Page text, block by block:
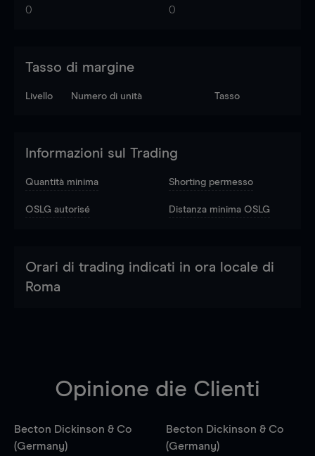
0 0
Tasso di margine
Livello Numero di unità Tasso
Informazioni sul Trading
Quantità minima Shorting permesso
OSLG autorisé Distanza minima OSLG
Orari di trading indicati in ora locale di
Roma
Opinione die Clienti
Becton Dickinson & Co
(Germany)
Becton Dickinson & Co
(Germany)